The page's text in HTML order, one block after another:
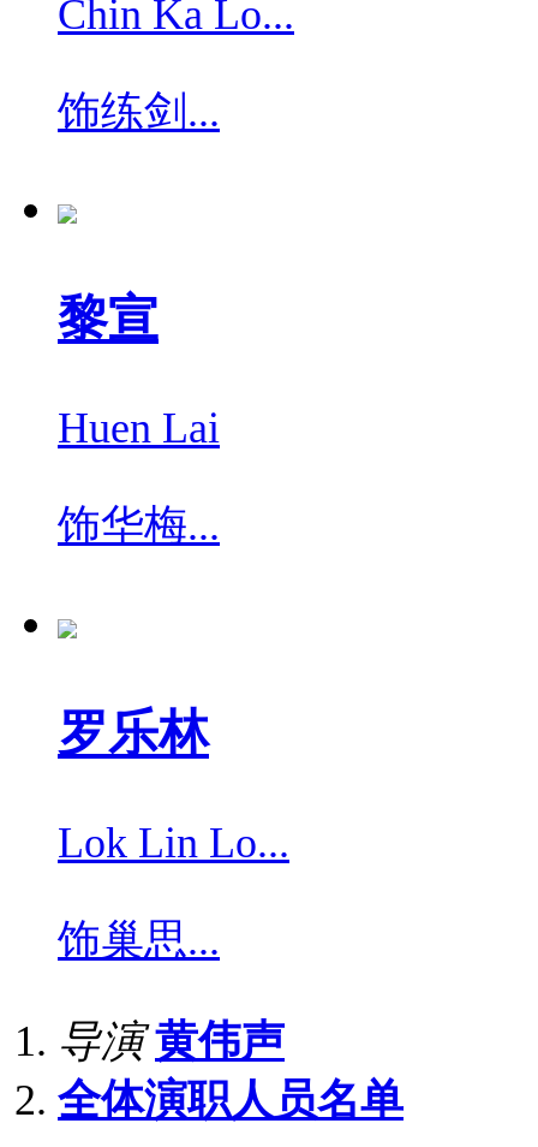
Chin Ka Lo...
饰练剑...
黎宣
Huen Lai
饰华梅...
罗乐林
Lok Lin Lo...
饰巢思...
导演 黄伟声
全体演职人员名单